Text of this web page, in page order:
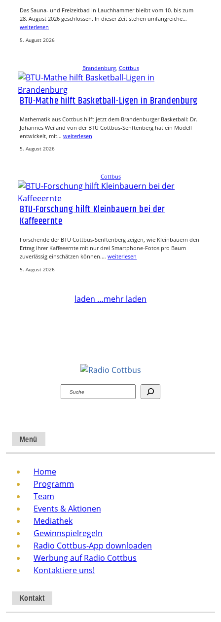
Das Sauna- und Freizeitbad in Lauchhammer bleibt vom 10. bis zum
28. August 2026 geschlossen. In dieser Zeit stehen umfangreiche…
weiterlesen
5. August 2026
Brandenburg, Cottbus
BTU-Mathe hilft Basketball-Ligen in Brandenburg
Mathematik aus Cottbus hilft jetzt dem Brandenburger Basketball: Dr.
Johannes Weiland von der BTU Cottbus-Senftenberg hat ein Modell
entwickelt, mit… weiterlesen
5. August 2026
Cottbus
BTU-Forschung hilft Kleinbauern bei der
Kaffeeernte
Forschende der BTU Cottbus-Senftenberg zeigen, wie Kleinbauern den
Ertrag ihrer Kaffeeernte mit nur drei Smartphone-Fotos pro Baum
zuverlässig einschätzen können.… weiterlesen
5. August 2026
laden …mehr laden
Suchen
Menü
Home
Programm
Team
Events & Aktionen
Mediathek
Gewinnspielregeln
Radio Cottbus-App downloaden
Werbung auf Radio Cottbus
Kontaktiere uns!
Kontakt